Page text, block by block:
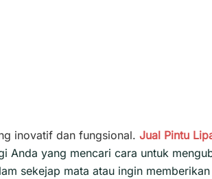
inovatif dan fungsional. Jual Pintu
Anda yang mencari cara untuk
sekejap mata atau ingin